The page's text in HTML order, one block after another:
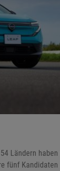
Ländern
fünf